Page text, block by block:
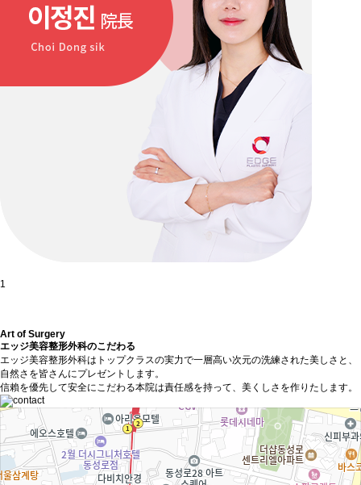
1
Art of Surgery
エッジ美容整形外科のこだわる
エッジ美容整形外科はトップクラスの実力で一層高い次元の洗練された美しさと、
自然さを皆さんにプレゼントします。
信賴を優先して安全にこだわる本院は責任感を持って、美くしさを作りたします。